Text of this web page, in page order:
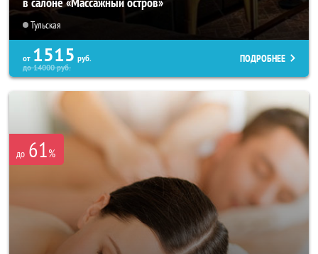
Тульская
от 1515 руб.
до14000руб.
ПОДРОБНЕЕ
до 61%